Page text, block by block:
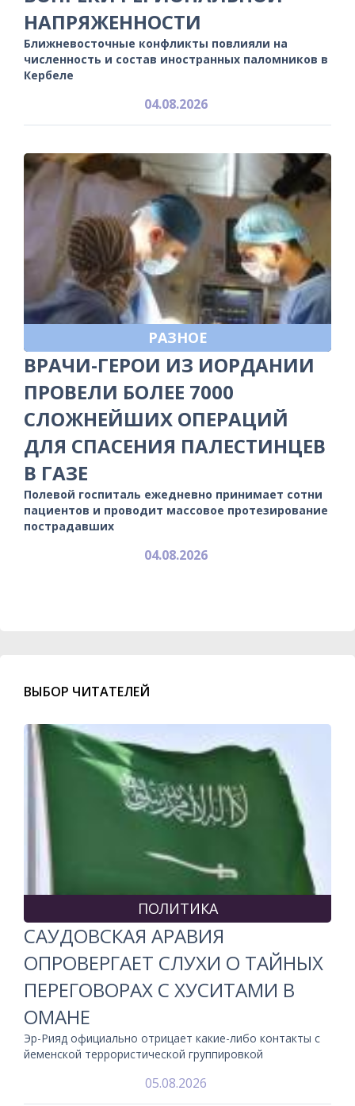
НАПРЯЖЕННОСТИ
Ближневосточные конфликты повлияли на
численность и состав иностранных паломников в
Кербеле
04.08.2026
РАЗНОЕ
ВРАЧИ-ГЕРОИ ИЗ ИОРДАНИИ
ПРОВЕЛИ БОЛЕЕ 7000
СЛОЖНЕЙШИХ ОПЕРАЦИЙ
ДЛЯ СПАСЕНИЯ ПАЛЕСТИНЦЕВ
В ГАЗЕ
Полевой госпиталь ежедневно принимает сотни
пациентов и проводит массовое протезирование
пострадавших
04.08.2026
ВЫБОР ЧИТАТЕЛЕЙ
ПОЛИТИКА
САУДОВСКАЯ АРАВИЯ
ОПРОВЕРГАЕТ СЛУХИ О ТАЙНЫХ
ПЕРЕГОВОРАХ С ХУСИТАМИ В
ОМАНЕ
Эр-Рияд официально отрицает какие-либо контакты с
йеменской террористической группировкой
05.08.2026